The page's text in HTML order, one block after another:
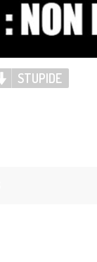
STUPIDE